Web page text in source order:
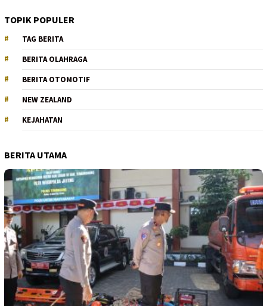
TOPIK POPULER
TAG BERITA
BERITA OLAHRAGA
BERITA OTOMOTIF
NEW ZEALAND
KEJAHATAN
BERITA UTAMA